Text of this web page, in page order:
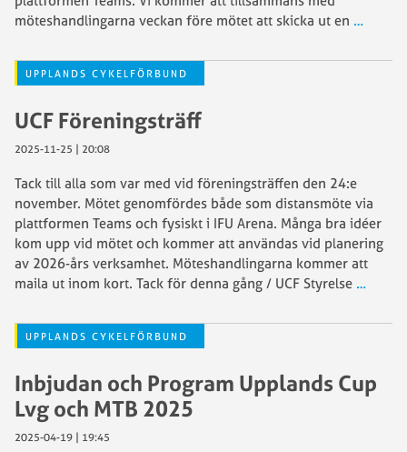
möteshandlingarna veckan före mötet att skicka ut en …
UPPLANDS CYKELFÖRBUND
UCF Föreningsträff
2025-11-25 | 20:08
Tack till alla som var med vid föreningsträffen den 24:e
november. Mötet genomfördes både som distansmöte via
plattformen Teams och fysiskt i IFU Arena. Många bra idéer
kom upp vid mötet och kommer att användas vid planering
av 2026-års verksamhet. Möteshandlingarna kommer att
maila ut inom kort. Tack för denna gång / UCF Styrelse …
UPPLANDS CYKELFÖRBUND
Inbjudan och Program Upplands Cup
Lvg och MTB 2025
2025-04-19 | 19:45